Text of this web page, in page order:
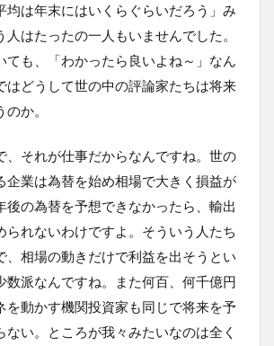
均は年末にはいくらぐらいだろう」み
人はたったの一人もいませんでした。
ても、「わかったら良いよね～」なん
はどうして世の中の評論家たちは将来
か。
、それが仕事だからなんですね。世の
企業は為替を始め相場で大きく損益が
後の為替を予想できなかったら、輸出
られないわけですよ。そういう人たち
、相場の動きだけで利益を出そうとい
数派なんですね。また何百、何千億円
を動かす機関投資家も同じで将来を予
ない。ところが我々みたいなのは全く